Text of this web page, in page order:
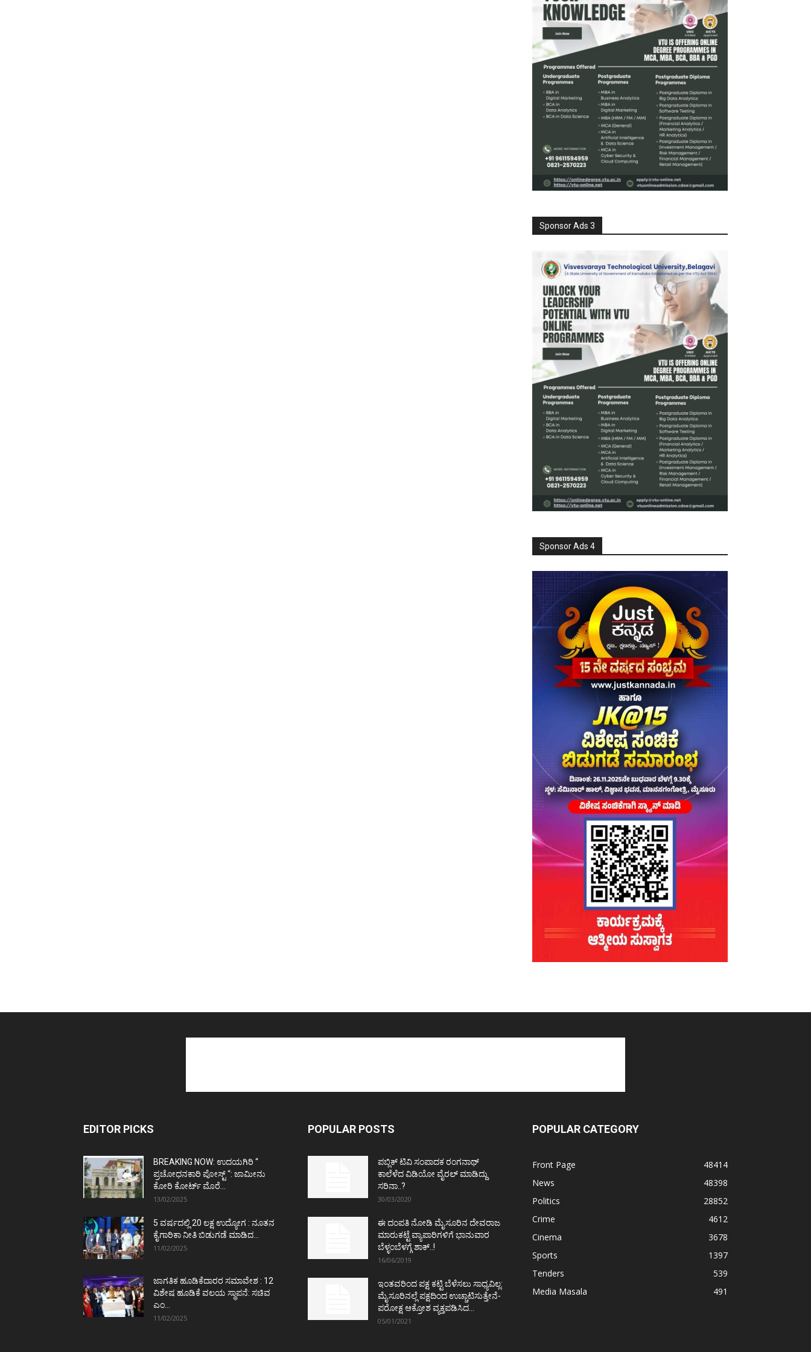
Sponsor Ads 3
Sponsor Ads 4
EDITOR PICKS
BREAKING NOW: ಉದಯಗಿರಿ “
ಪ್ರಚೋಧನಕಾರಿ ಪೋಸ್ಟ್‌ “: ಜಾಮೀನು
ಕೋರಿ ಕೋರ್ಟ್‌ ಮೊರೆ...
13/02/2025
5 ವರ್ಷದಲ್ಲಿ 20 ಲಕ್ಷ ಉದ್ಯೋಗ : ನೂತನ
ಕೈಗಾರಿಕಾ ನೀತಿ ಬಿಡುಗಡೆ ಮಾಡಿದ...
11/02/2025
ಜಾಗತಿಕ ಹೂಡಿಕೆದಾರರ ಸಮಾವೇಶ : 12
ವಿಶೇಷ ಹೂಡಿಕೆ ವಲಯ ಸ್ಥಾಪನೆ: ಸಚಿವ
ಎಂ...
11/02/2025
POPULAR POSTS
ಪಬ್ಲಿಕ್ ಟಿವಿ ಸಂಪಾದಕ ರಂಗನಾಥ್
ಕಾಲೆಳೆದ ವಿಡಿಯೋ ವೈರಲ್ ಮಾಡಿದ್ದು
ಸರಿನಾ..?
30/03/2020
ಈ ದಂಪತಿ ನೋಡಿ ಮೈಸೂರಿನ ದೇವರಾಜ
ಮಾರುಕಟ್ಟೆ ವ್ಯಾಪಾರಿಗಳಿಗೆ ಭಾನುವಾರ
ಬೆಳ್ಳಂಬೆಳಗ್ಗೆ ಶಾಕ್..!
16/06/2019
ಇಂತವರಿಂದ ಪಕ್ಷ ಕಟ್ಟಿ ಬೆಳೆಸಲು ಸಾಧ್ಯವಿಲ್ಲ:
ಮೈಸೂರಿನಲ್ಲೆ ಪಕ್ಷದಿಂದ ಉಚ್ಚಾಟಿಸುತ್ತೇನೆ-
ಪರೋಕ್ಷ ಆಕ್ರೋಶ ವ್ಯಕ್ತಪಡಿಸಿದ...
05/01/2021
POPULAR CATEGORY
Front Page
48414
News
48398
Politics
28852
Crime
4612
Cinema
3678
Sports
1397
Tenders
539
Media Masala
491